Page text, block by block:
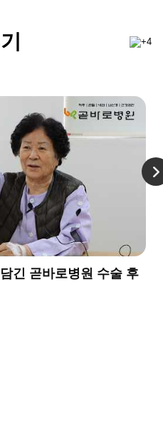
긴 곧바로병원 수술 후